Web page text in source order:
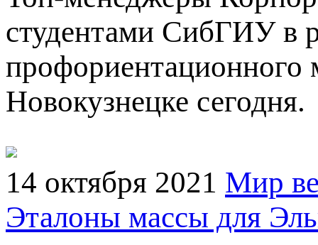
студентами СибГИУ в
профориентационного
Новокузнецке сегодня.
14 октября 2021 Мир
Эталоны массы для